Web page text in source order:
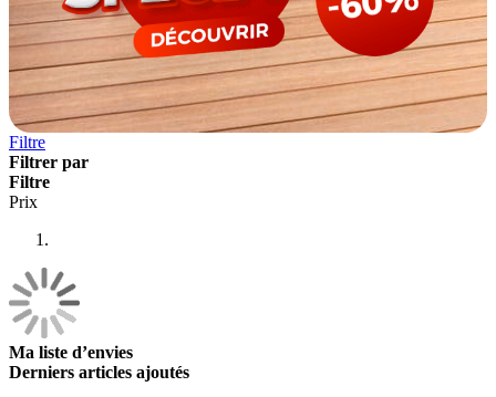
Filtre
Filtrer par
Filtre
Prix
Ma liste d’envies
Derniers articles ajoutés